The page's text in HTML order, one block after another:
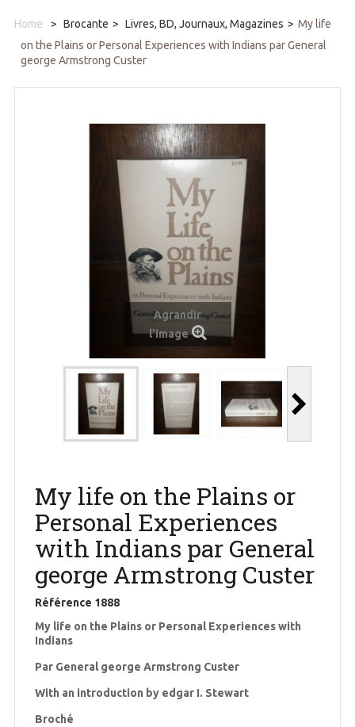
Home > Brocante > Livres, BD, Journaux, Magazines > My life
on the Plains or Personal Experiences with Indians par General
george Armstrong Custer
Agrandir
l'image
My life on the Plains or
Personal Experiences
with Indians par General
george Armstrong Custer
Référence 1888
My life on the Plains or Personal Experiences with
Indians
Par General george Armstrong Custer
With an introduction by edgar I. Stewart
Broché